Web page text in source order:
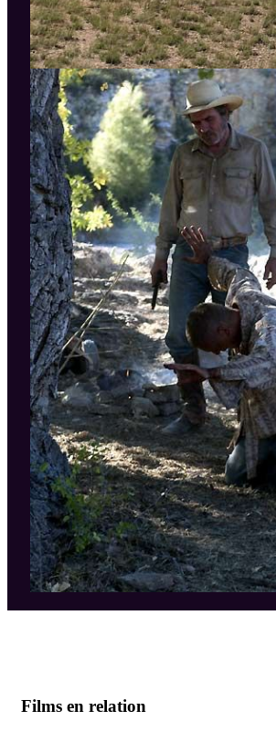
Films en relation